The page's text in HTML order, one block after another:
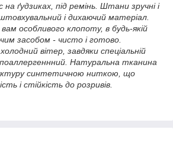
на ґудзиках, під ремінь. Штани зручні і
і дихаючий матеріал.
особливого клопоту, в будь-якій
засобом - чисто і готово.
вітер, завдяки спеціальній
Натуральна тканина
синтетичною ниткою, що
і стійкість до розривів.